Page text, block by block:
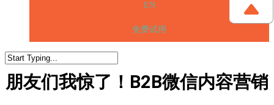
EN
免费试用
朋友们我惊了！B2B微信内容营销